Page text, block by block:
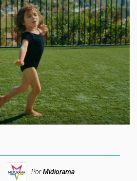
PorMidiorama